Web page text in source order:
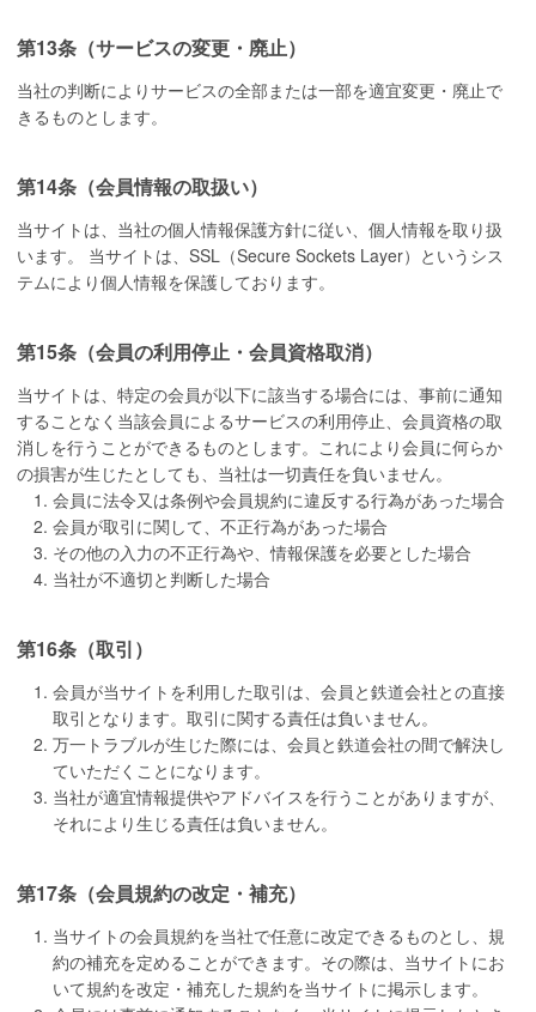
第13条（サービスの変更・廃止）
当社の判断によりサービスの全部または一部を適宜変更・廃止で
きるものとします。
第14条（会員情報の取扱い）
当サイトは、当社の個人情報保護方針に従い、個人情報を取り扱
います。 当サイトは、SSL（Secure Sockets Layer）というシス
テムにより個人情報を保護しております。
第15条（会員の利用停止・会員資格取消）
当サイトは、特定の会員が以下に該当する場合には、事前に通知
することなく当該会員によるサービスの利用停止、会員資格の取
消しを行うことができるものとします。これにより会員に何らか
の損害が生じたとしても、当社は一切責任を負いません。
会員に法令又は条例や会員規約に違反する行為があった場合
会員が取引に関して、不正行為があった場合
その他の入力の不正行為や、情報保護を必要とした場合
当社が不適切と判断した場合
第16条（取引）
会員が当サイトを利用した取引は、会員と鉄道会社との直接
取引となります。取引に関する責任は負いません。
万一トラブルが生じた際には、会員と鉄道会社の間で解決し
ていただくことになります。
当社が適宜情報提供やアドバイスを行うことがありますが、
それにより生じる責任は負いません。
第17条（会員規約の改定・補充）
当サイトの会員規約を当社で任意に改定できるものとし、規
約の補充を定めることができます。その際は、当サイトにお
いて規約を改定・補充した規約を当サイトに掲示します。